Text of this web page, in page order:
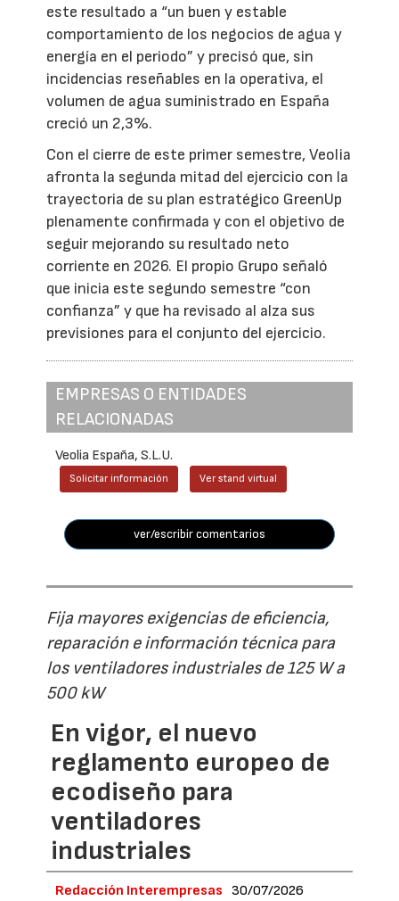
este resultado a “un buen y estable
comportamiento de los negocios de agua y
energía en el periodo” y precisó que, sin
incidencias reseñables en la operativa, el
volumen de agua suministrado en España
creció un 2,3%.
Con el cierre de este primer semestre, Veolia
afronta la segunda mitad del ejercicio con la
trayectoria de su plan estratégico GreenUp
plenamente confirmada y con el objetivo de
seguir mejorando su resultado neto
corriente en 2026. El propio Grupo señaló
que inicia este segundo semestre “con
confianza” y que ha revisado al alza sus
previsiones para el conjunto del ejercicio.
EMPRESAS O ENTIDADES
RELACIONADAS
Veolia España, S.L.U.
Solicitar información Ver stand virtual
ver/escribir comentarios
Fija mayores exigencias de eficiencia,
reparación e información técnica para
los ventiladores industriales de 125 W a
500 kW
En vigor, el nuevo
reglamento europeo de
ecodiseño para
ventiladores
industriales
Redacción Interempresas 30/07/2026